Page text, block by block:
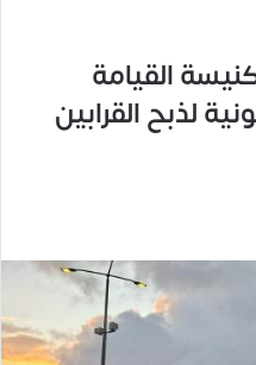
وكنيسة القيامة
لذبح القرابين